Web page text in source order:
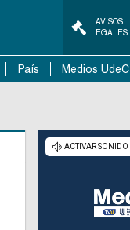
AVISOS
LEGALES
País Medios UdeC